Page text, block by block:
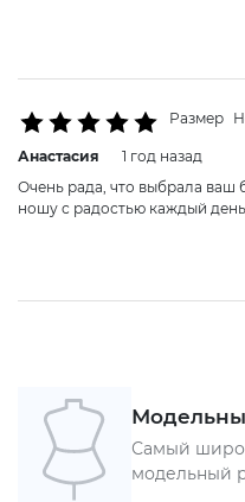
Размер
Анастасия
1 год назад
Очень рада, что выбрала ваш
ношу с радостью каждый
Самый
модельный